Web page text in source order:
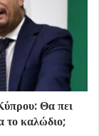
Θα πει
το καλώδιο;